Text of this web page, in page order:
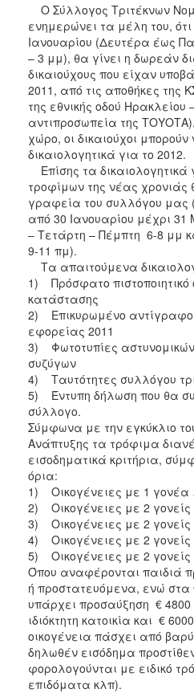
2011
ΔΗΜΟΣ
ΠΟΛΙΤΙΣΜΟΣ
ΑΝΘΕΚΤΙΚΗ
ΠΟΛΗ
Ο Σύλλογος Τριτέκνων
ενημερώνει τα μέλη του,
Ιανουαρίου (Δευτέρα έως
– 3 μμ), θα γίνει η δωρεάν
δικαιούχους που είχαν
2011, από τις αποθήκες της
της εθνικής οδού
αντιπροσωπεία της
χώρο, οι δικαιούχοι
δικαιολογητικά για το 2012.
Επίσης τα δικαιολογητικά
τροφίμων της νέας
γραφεία του συλλόγου μας
από 30 Ιανουαρίου μέχρι
– Τετάρτη – Πέμπτη 6-8 μμ
9-11 πμ).
Τα απαιτούμενα
1) Πρόσφατο πιστοποιητικό
κατάστασης
2) Επικυρωμένο αντίγραφο
εφορείας 2011
3) Φωτοτυπίες
συζύγων
4) Ταυτότητες συλλόγου
5) Έντυπη δήλωση που θα
σύλλογο.
Σύμφωνα με την εγκύκλιο
Ανάπτυξης τα τρόφιμα
εισοδηματικά κριτήρια,
όρια:
1) Οικογένειες με 1
2) Οικογένειες με 2
3) Οικογένειες με 2 γονείς
4) Οικογένειες με 2 γονείς
5) Οικογένειες με 2 γονείς
Όπου αναφέρονται παιδιά
ή προστατευόμενα, ενώ
υπάρχει προσαύξηση €
ιδιόκτητη κατοικία και €
οικογένεια πάσχει από
δηλωθέν εισόδημα
φορολογούνται με ειδικό
επιδόματα κλπ).